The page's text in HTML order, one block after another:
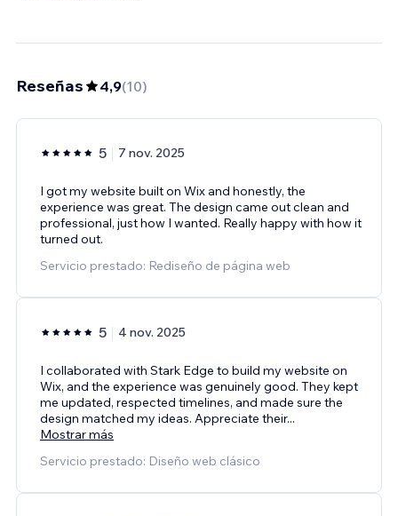
Reseñas 4,9(10)
5 7 nov. 2025
I got my website built on Wix and honestly, the
experience was great. The design came out clean and
professional, just how I wanted. Really happy with how it
turned out.
Servicio prestado: Rediseño de página web
5 4 nov. 2025
I collaborated with Stark Edge to build my website on
Wix, and the experience was genuinely good. They kept
me updated, respected timelines, and made sure the
design matched my ideas. Appreciate their...
Mostrar más
Servicio prestado: Diseño web clásico